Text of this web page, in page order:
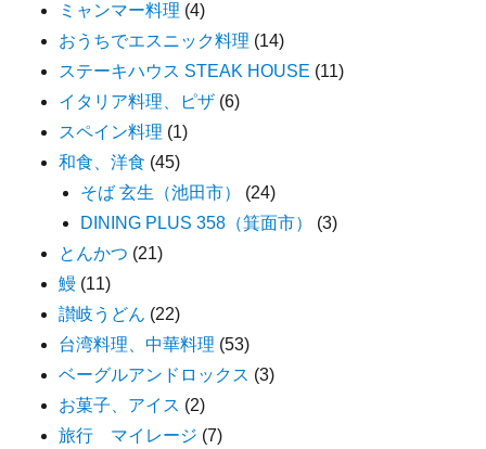
ミャンマー料理 (4)
おうちでエスニック料理 (14)
ステーキハウス STEAK HOUSE (11)
イタリア料理、ピザ (6)
スペイン料理 (1)
和食、洋食 (45)
そば 玄生（池田市）
(24)
DINING PLUS 358（箕面市）
(3)
とんかつ (21)
鰻 (11)
讃岐うどん (22)
台湾料理、中華料理 (53)
ベーグルアンドロックス (3)
お菓子、アイス (2)
旅行 マイレージ (7)